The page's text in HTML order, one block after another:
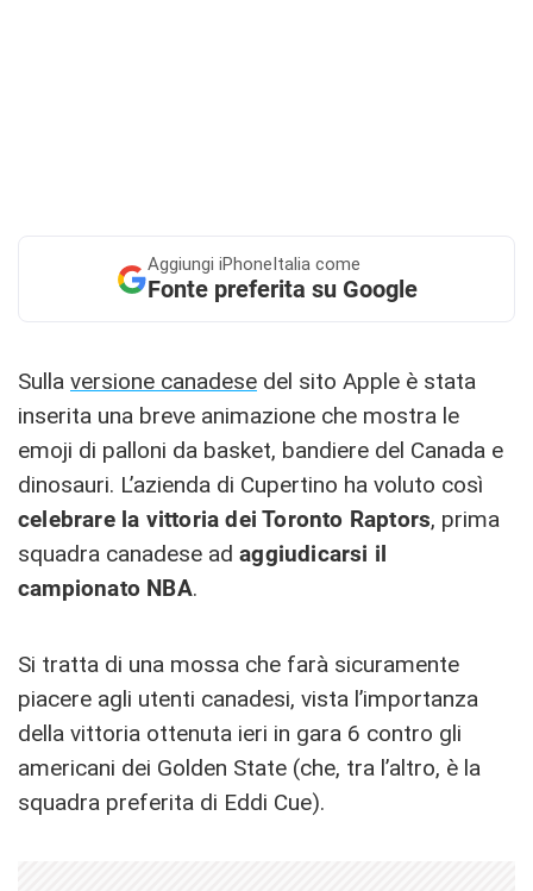
Aggiungi iPhoneItalia come
Fonte preferita su Google
Sulla versione canadese del sito Apple è stata
inserita una breve animazione che mostra le
emoji di palloni da basket, bandiere del Canada e
dinosauri. L’azienda di Cupertino ha voluto così
celebrare la vittoria dei Toronto Raptors, prima
squadra canadese ad aggiudicarsi il
campionato NBA.
Si tratta di una mossa che farà sicuramente
piacere agli utenti canadesi, vista l’importanza
della vittoria ottenuta ieri in gara 6 contro gli
americani dei Golden State (che, tra l’altro, è la
squadra preferita di Eddi Cue).